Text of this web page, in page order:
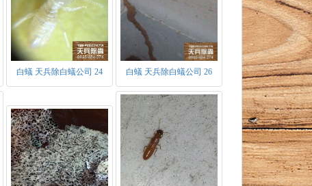
人 ，具有分泌刺激性化學物質－蟻酸。
會分泌出抑制費洛蒙，用於控制幼蟲發育為
介之一，主要的作用為開路做蟻道、取食、
白蟻 天兵除白蟻公司 24 白蟻 天兵除白蟻公司 26